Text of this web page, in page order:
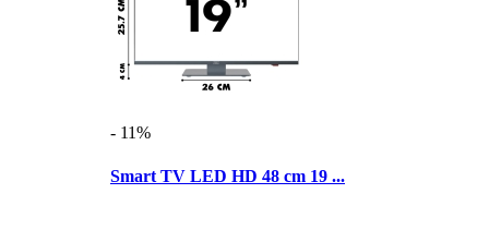
- 11%
Smart TV LED HD 48 cm 19 ...